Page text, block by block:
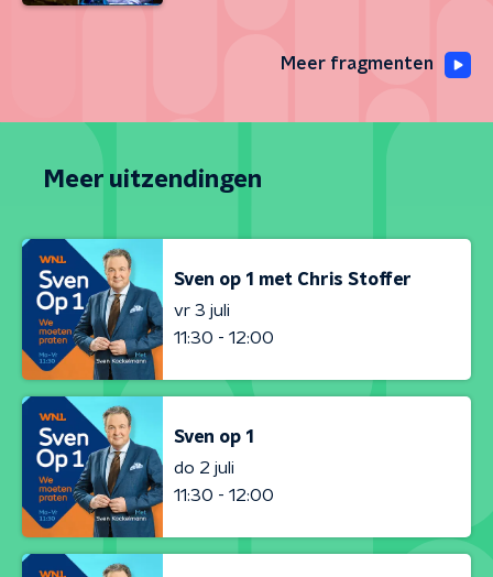
Meer fragmenten
Meer uitzendingen
Sven op 1 met Chris Stoffer
vr 3 juli
11:30 - 12:00
Sven op 1
do 2 juli
11:30 - 12:00